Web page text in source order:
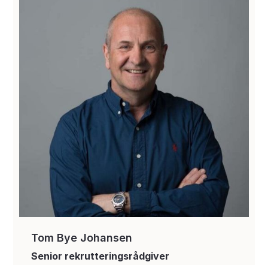
Tom Bye Johansen
Senior rekrutteringsrådgiver